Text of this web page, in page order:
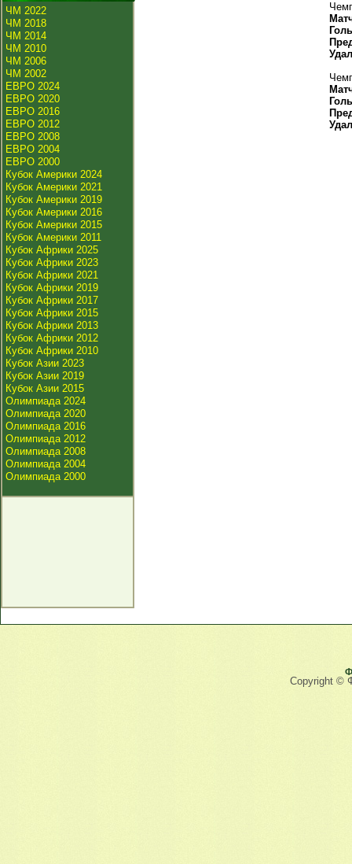
ЧМ 2022
ЧМ 2018
ЧМ 2014
ЧМ 2010
ЧМ 2006
ЧМ 2002
ЕВРО 2024
ЕВРО 2020
ЕВРО 2016
ЕВРО 2012
ЕВРО 2008
ЕВРО 2004
ЕВРО 2000
Кубок Америки 2024
Кубок Америки 2021
Кубок Америки 2019
Кубок Америки 2016
Кубок Америки 2015
Кубок Америки 2011
Кубок Африки 2025
Кубок Африки 2023
Кубок Африки 2021
Кубок Африки 2019
Кубок Африки 2017
Кубок Африки 2015
Кубок Африки 2013
Кубок Африки 2012
Кубок Африки 2010
Кубок Азии 2023
Кубок Азии 2019
Кубок Азии 2015
Олимпиада 2024
Олимпиада 2020
Олимпиада 2016
Олимпиада 2012
Олимпиада 2008
Олимпиада 2004
Олимпиада 2000
Copyright ©